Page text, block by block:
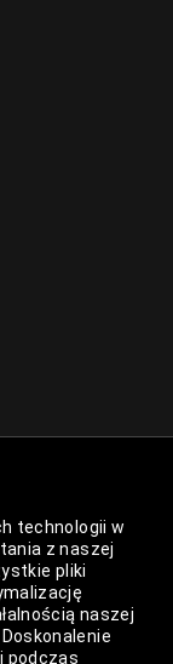
technologii w
z naszej
pliki
naszej
podczas